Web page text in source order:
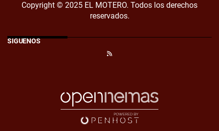
Copyright © 2025 EL MOTERO. Todos los derechos
reservados.
SÍGUENOS